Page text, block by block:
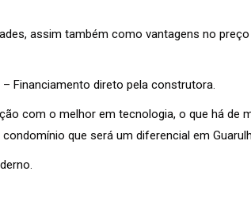
assim também como vantagens no
Financiamento direto pela construtora.
com o melhor em tecnologia, o que há de
que será um diferencial em